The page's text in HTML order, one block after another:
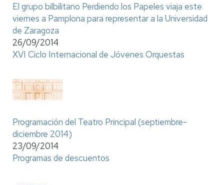
El grupo bilbilitano Perdiendo los Papeles viaja este
viernes a Pamplona para representar a la Universidad
de Zaragoza
26/09/2014
XVI Ciclo Internacional de Jóvenes Orquestas
Programación del Teatro Principal (septiembre-
diciembre 2014)
23/09/2014
Programas de descuentos